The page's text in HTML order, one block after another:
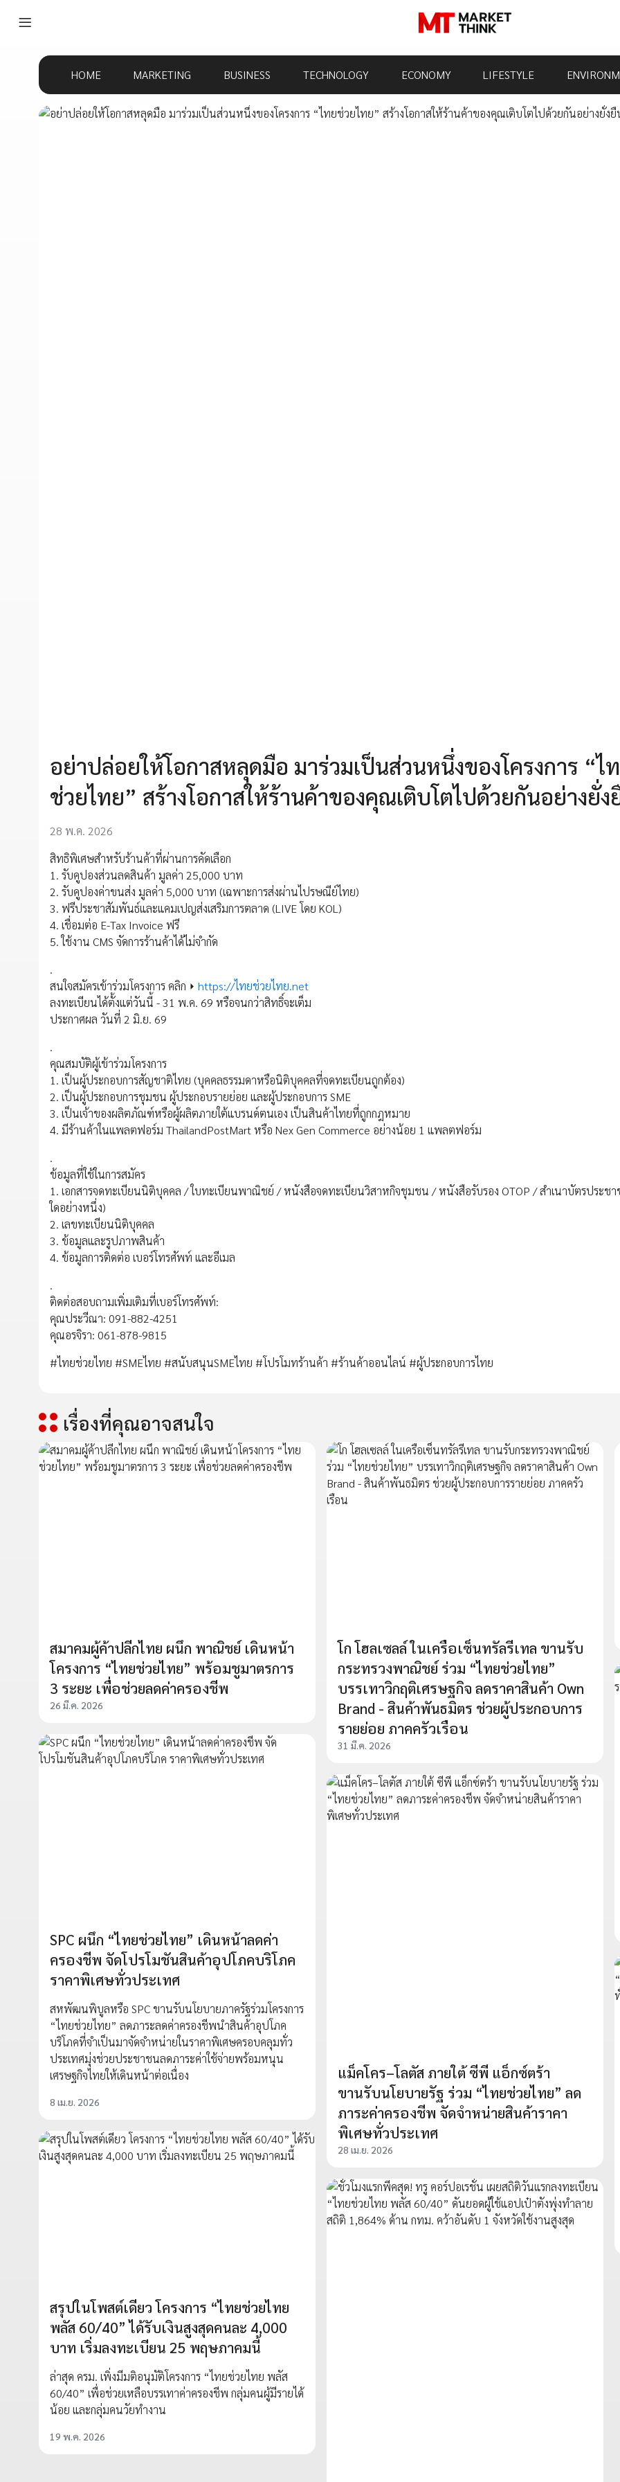
HOME MARKETING BUSINESS TECHNOLOGY ECONOMY LIFESTYLE
อย่าปล่อยให้โอกาสหลุดมือ มาร่วมเป็นส่วนหนึ่งของโครงการ “ไ
ช่วยไทย” สร้างโอกาสให้ร้านค้าของคุณเติบโตไปด้วยกันอย่างยั่ง
28 พ.ค. 2026
สิทธิพิเศษสำหรับร้านค้าที่ผ่านการคัดเลือก
1. รับคูปองส่วนลดสินค้า มูลค่า 25,000 บาท
2. รับคูปองค่าขนส่ง มูลค่า 5,000 บาท (เฉพาะการส่งผ่านไปรษณีย์ไทย)
3. ฟรีประชาสัมพันธ์และแคมเปญส่งเสริมการตลาด (LIVE โดย KOL)
4. เชื่อมต่อ E-Tax Invoice ฟรี
5. ใช้งาน CMS จัดการร้านค้าได้ไม่จำกัด
.
สนใจสมัครเข้าร่วมโครงการ คลิก ⏵ https://ไทยช่วยไทย.net
ลงทะเบียนได้ตั้งแต่วันนี้ - 31 พ.ค. 69 หรือจนกว่าสิทธิ์จะเต็ม
ประกาศผล วันที่ 2 มิ.ย. 69
.
คุณสมบัติผู้เข้าร่วมโครงการ
1. เป็นผู้ประกอบการสัญชาติไทย (บุคคลธรรมดาหรือนิติบุคคลที่จดทะเบียนถูกต้อง)
2. เป็นผู้ประกอบการชุมชน ผู้ประกอบรายย่อย และผู้ประกอบการ SME
3. เป็นเจ้าของผลิตภัณฑ์หรือผู้ผลิตภายใต้แบรนด์ตนเอง เป็นสินค้าไทยที่ถูกกฎหมาย
4. มีร้านค้าในแพลตฟอร์ม ThailandPostMart หรือ Nex Gen Commerce อย่างน้อย 1 แพลตฟอร์ม
.
ข้อมูลที่ใช้ในการสมัคร
1. เอกสารจดทะเบียนนิติบุคคล / ใบทะเบียนพาณิชย์ / หนังสือจดทะเบียนวิสาหกิจชุมชน / หนังสือรับรอง OTOP / สำเนาบัตรประชา
ใดอย่างหนึ่ง)
2. เลขทะเบียนนิติบุคคล
3. ข้อมูลและรูปภาพสินค้า
4. ข้อมูลการติดต่อ เบอร์โทรศัพท์ และอีเมล
.
ติดต่อสอบถามเพิ่มเติมที่เบอร์โทรศัพท์:
คุณประวีณา: 091-882-4251
คุณอรจิรา: 061-878-9815
#ไทยช่วยไทย #SMEไทย #สนับสนุนSMEไทย #โปรโมทร้านค้า #ร้านค้าออนไลน์ #ผู้ประกอบการไทย
เรื่องที่คุณอาจสนใจ
สมาคมผู้ค้าปลีกไทย ผนึก พาณิชย์ เดินหน้า
โครงการ “ไทยช่วยไทย” พร้อมชูมาตรการ
3 ระยะ เพื่อช่วยลดค่าครองชีพ
26 มี.ค. 2026
โก โฮลเซลล์ ในเครือเซ็นทรัลรีเทล ขานรับ
กระทรวงพาณิชย์ ร่วม “ไทยช่วยไทย”
บรรเทาวิกฤติเศรษฐกิจ ลดราคาสินค้า Own
Brand - สินค้าพันธมิตร ช่วยผู้ประกอบการ
รายย่อย ภาคครัวเรือน
31 มี.ค. 2026
SPC ผนึก “ไทยช่วยไทย” เดินหน้าลดค่า
ครองชีพ จัดโปรโมชันสินค้าอุปโภคบริโภค
ราคาพิเศษทั่วประเทศ
สหพัฒนพิบูลหรือ SPC ขานรับนโยบายภาครัฐร่วมโครงการ
“ไทยช่วยไทย” ลดภาระลดค่าครองชีพนำสินค้าอุปโภค
บริโภคที่จำเป็นมาจัดจำหน่ายในราคาพิเศษครอบคลุมทั่ว
ประเทศมุ่งช่วยประชาชนลดภาระค่าใช้จ่ายพร้อมหนุน
เศรษฐกิจไทยให้เดินหน้าต่อเนื่อง
8 เม.ย. 2026
แม็คโคร–โลตัส ภายใต้ ซีพี แอ็กซ์ตร้า
ขานรับนโยบายรัฐ ร่วม “ไทยช่วยไทย” ลด
ภาระค่าครองชีพ จัดจำหน่ายสินค้าราคา
พิเศษทั่วประเทศ
28 เม.ย. 2026
สรุปในโพสต์เดียว โครงการ “ไทยช่วยไทย
พลัส 60/40” ได้รับเงินสูงสุดคนละ 4,000
บาท เริ่มลงทะเบียน 25 พฤษภาคมนี้
ล่าสุด ครม. เพิ่งมีมติอนุมัติโครงการ “ไทยช่วยไทย พลัส
60/40” เพื่อช่วยเหลือบรรเทาค่าครองชีพ กลุ่มคนผู้มีรายได้
น้อย และกลุ่มคนวัยทำงาน
19 พ.ค. 2026